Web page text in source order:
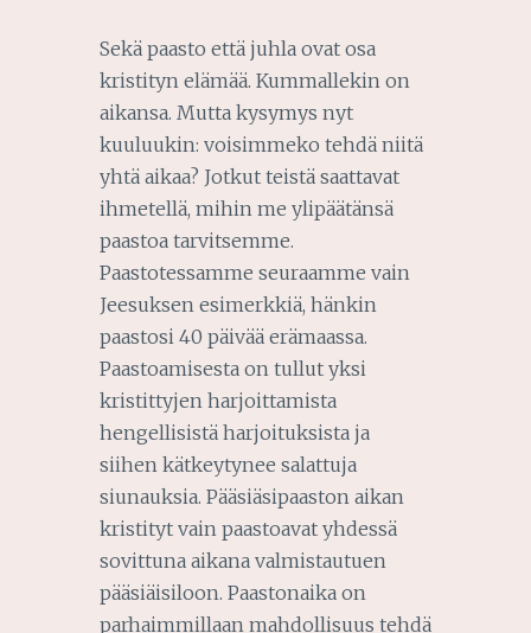
Sekä paasto että juhla ovat osa
kristityn elämää. Kummallekin on
aikansa. Mutta kysymys nyt
kuuluukin: voisimmeko tehdä niitä
yhtä aikaa? Jotkut teistä saattavat
ihmetellä, mihin me ylipäätänsä
paastoa tarvitsemme.
Paastotessamme seuraamme vain
Jeesuksen esimerkkiä, hänkin
paastosi 40 päivää erämaassa.
Paastoamisesta on tullut yksi
kristittyjen harjoittamista
hengellisistä harjoituksista ja
siihen kätkeytynee salattuja
siunauksia. Pääsiäsipaaston aikan
kristityt vain paastoavat yhdessä
sovittuna aikana valmistautuen
pääsiäisiloon. Paastonaika on
parhaimmillaan mahdollisuus tehdä